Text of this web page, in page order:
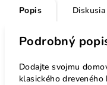
Popis Diskusia
Podrobný
Dodajte svojmu
klasického